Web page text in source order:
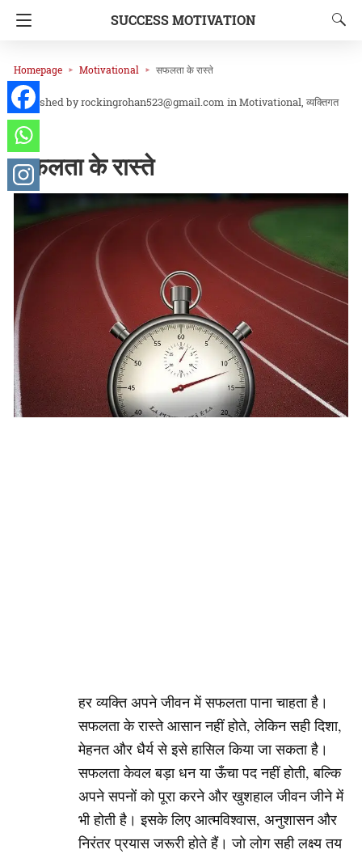
SUCCESS MOTIVATION
Homepage Motivational सफलता के रास्ते
rockingrohan523@gmail.com inMotivational व्यक्तिगत
विकास
सफलता के रास्ते
हर व्यक्ति अपने जीवन में सफलता पाना चाहता है।
सफलता के रास्ते आसान नहीं होते, लेकिन सही दिशा,
मेहनत और धैर्य से इसे हासिल किया जा सकता है।
सफलता केवल बड़ा धन या ऊँचा पद नहीं होती, बल्कि
अपने सपनों को पूरा करने और खुशहाल जीवन जीने में
भी होती है। इसके लिए आत्मविश्वास, अनुशासन और
निरंतर प्रयास जरूरी होते हैं। जो लोग सही लक्ष्य तय